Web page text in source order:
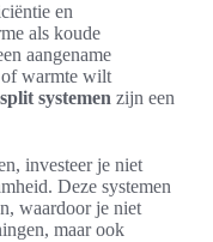
en
als koude
aangename
of warmte wilt
systemen zijn een
investeer je niet
Deze systemen
waardoor je niet
maar ook